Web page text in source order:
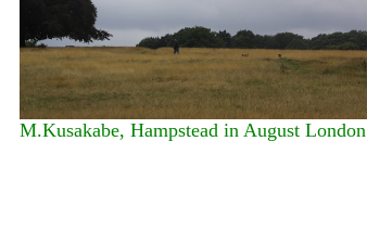
M.Kusakabe, Hampstead in August London